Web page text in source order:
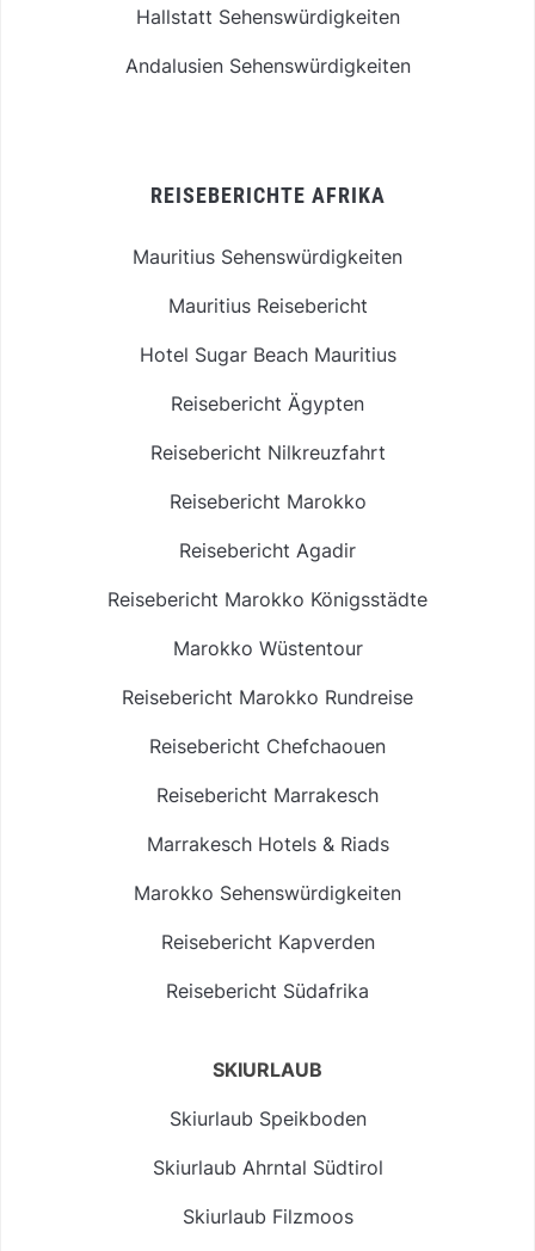
Hallstatt Sehenswürdigkeiten
Andalusien Sehenswürdigkeiten
REISEBERICHTE AFRIKA
Mauritius Sehenswürdigkeiten
Mauritius Reisebericht
Hotel Sugar Beach Mauritius
Reisebericht Ägypten
Reisebericht Nilkreuzfahrt
Reisebericht Marokko
Reisebericht Agadir
Reisebericht Marokko Königsstädte
Marokko Wüstentour
Reisebericht Marokko Rundreise
Reisebericht Chefchaouen
Reisebericht Marrakesch
Marrakesch Hotels & Riads
Marokko Sehenswürdigkeiten
Reisebericht Kapverden
Reisebericht Südafrika
SKIURLAUB
Skiurlaub Speikboden
Skiurlaub Ahrntal Südtirol
Skiurlaub Filzmoos